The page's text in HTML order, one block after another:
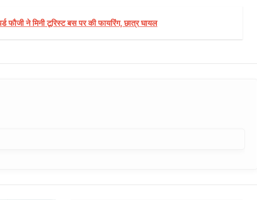
फौजी ने मिनी टूरिस्ट बस पर की फायरिंग, छात्र घायल